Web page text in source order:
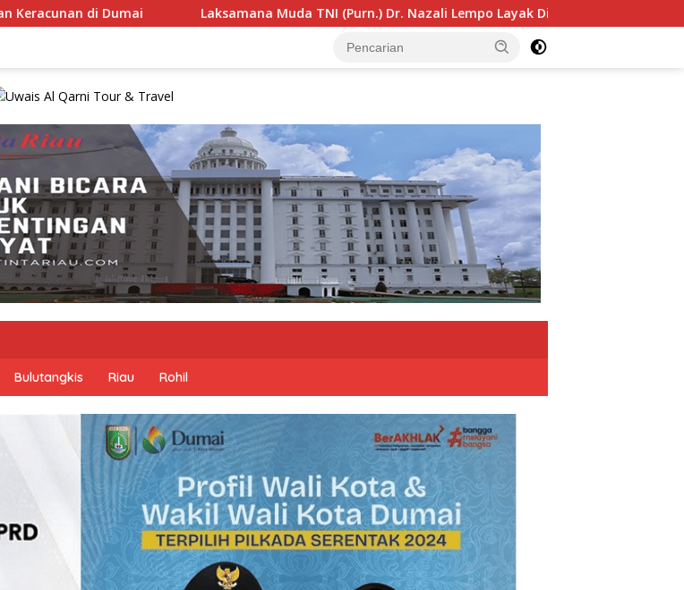
Laksamana Muda TNI (Purn.) Dr. Nazali Lempo Layak Dipertimbangkan sebagai Jaksa Agung: Tegas,
Bulutangkis Riau Rohil